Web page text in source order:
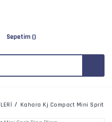
Sepetim ()
Kahara Kj Compact Mini Sprit